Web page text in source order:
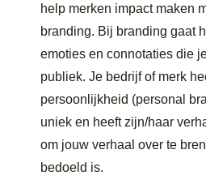
help merken impact maken
branding. Bij branding gaat
emoties en connotaties die
publiek. Je bedrijf of merk
persoonlijkheid (personal
uniek en heeft zijn/haar
om jouw verhaal over te
bedoeld is.